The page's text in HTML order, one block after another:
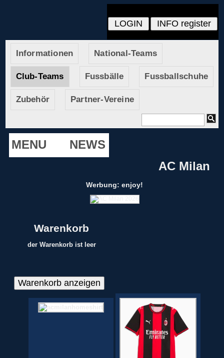
Informationen National-Teams
Club-Teams Fussbälle Fussballschuhe
Zubehör Partner-Vereine
MENU
NEWS
AC Milan
Werbung: enjoy!
Warenkorb
der Warenkorb ist leer